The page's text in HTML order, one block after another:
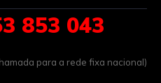
853 043
para a rede fixa nacional)